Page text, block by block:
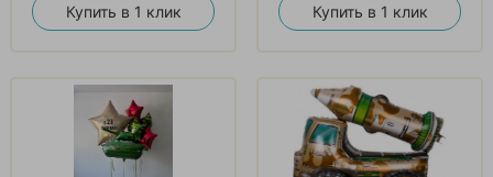
Купить в 1 клик Купить в 1 клик